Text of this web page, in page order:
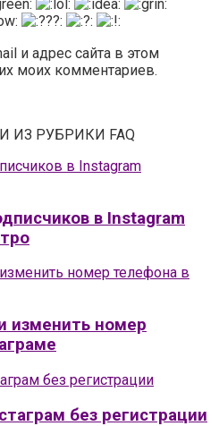
и адрес сайта в этом
моих комментариев.
ИЗ РУБРИКИ FAQ
в Instagram
изменить номер
без регистрации